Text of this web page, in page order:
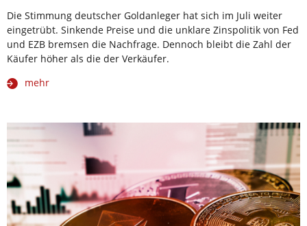
Die Stimmung deutscher Goldanleger hat sich im Juli weiter
eingetrübt. Sinkende Preise und die unklare Zinspolitik von Fed
und EZB bremsen die Nachfrage. Dennoch bleibt die Zahl der
Käufer höher als die der Verkäufer.
mehr